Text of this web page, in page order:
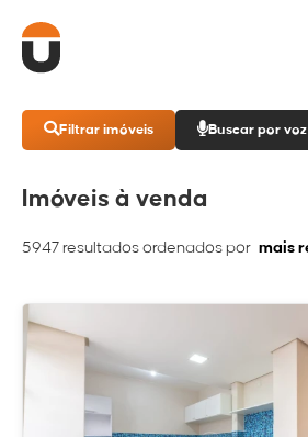
Filtrar imóveis Buscar por voz
Imóveis à venda
5947resultados ordenados por